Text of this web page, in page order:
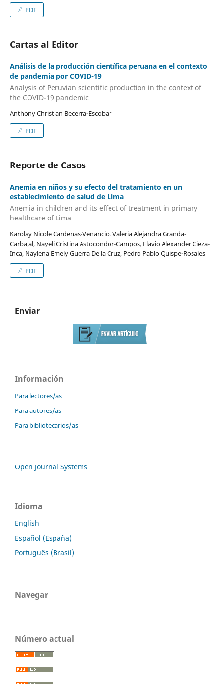
PDF
Cartas al Editor
Análisis de la producción científica peruana en el contexto
de pandemia por COVID-19
Analysis of Peruvian scientific production in the context of
the COVID-19 pandemic
Anthony Christian Becerra-Escobar
PDF
Reporte de Casos
Anemia en niños y su efecto del tratamiento en un
establecimiento de salud de Lima
Anemia in children and its effect of treatment in primary
healthcare of Lima
Karolay Nicole Cardenas-Venancio, Valeria Alejandra Granda-
Carbajal, Nayeli Cristina Astocondor-Campos, Flavio Alexander Cieza-
Inca, Naylena Emely Guerra De la Cruz, Pedro Pablo Quispe-Rosales
PDF
Enviar
Información
Para lectores/as
Para autores/as
Para bibliotecarios/as
Open Journal Systems
Idioma
English
Español (España)
Português (Brasil)
Navegar
Número actual